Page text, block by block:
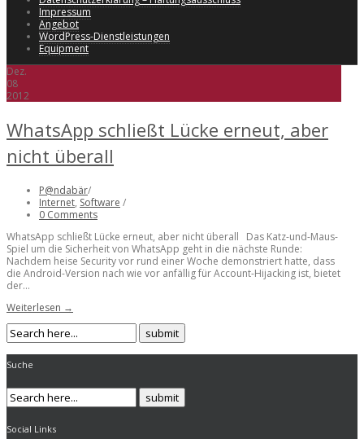
Impressum
Angebot
WordPress-Dienstleistungen
Equipment
Dez.
08
2012
WhatsApp schließt Lücke erneut, aber
nicht überall
P@ndabär/
Internet, Software /
0 Comments
WhatsApp schließt Lücke erneut, aber nicht überall Das Katz-und-Maus-
Spiel um die Sicherheit von WhatsApp geht in die nächste Runde:
Nachdem heise Security vor rund einer Woche demonstriert hatte, dass
die Android-Version nach wie vor anfällig für Account-Hijacking ist, bietet
der...
Weiterlesen →
Suche
Social Links